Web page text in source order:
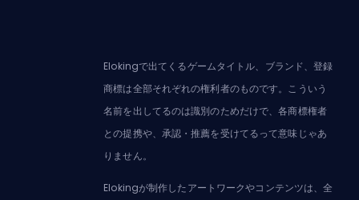
Elokingで出てくるゲームタイトル、ブランド、登録
商標は全部それぞれの権利者のものです。こういう
名前を出してるのは識別のためだけで、各商標権者
との提携や、承認・推薦を受けてるって意味じゃあ
りません。
Elokingが制作したアートワークやコンテンツは、全